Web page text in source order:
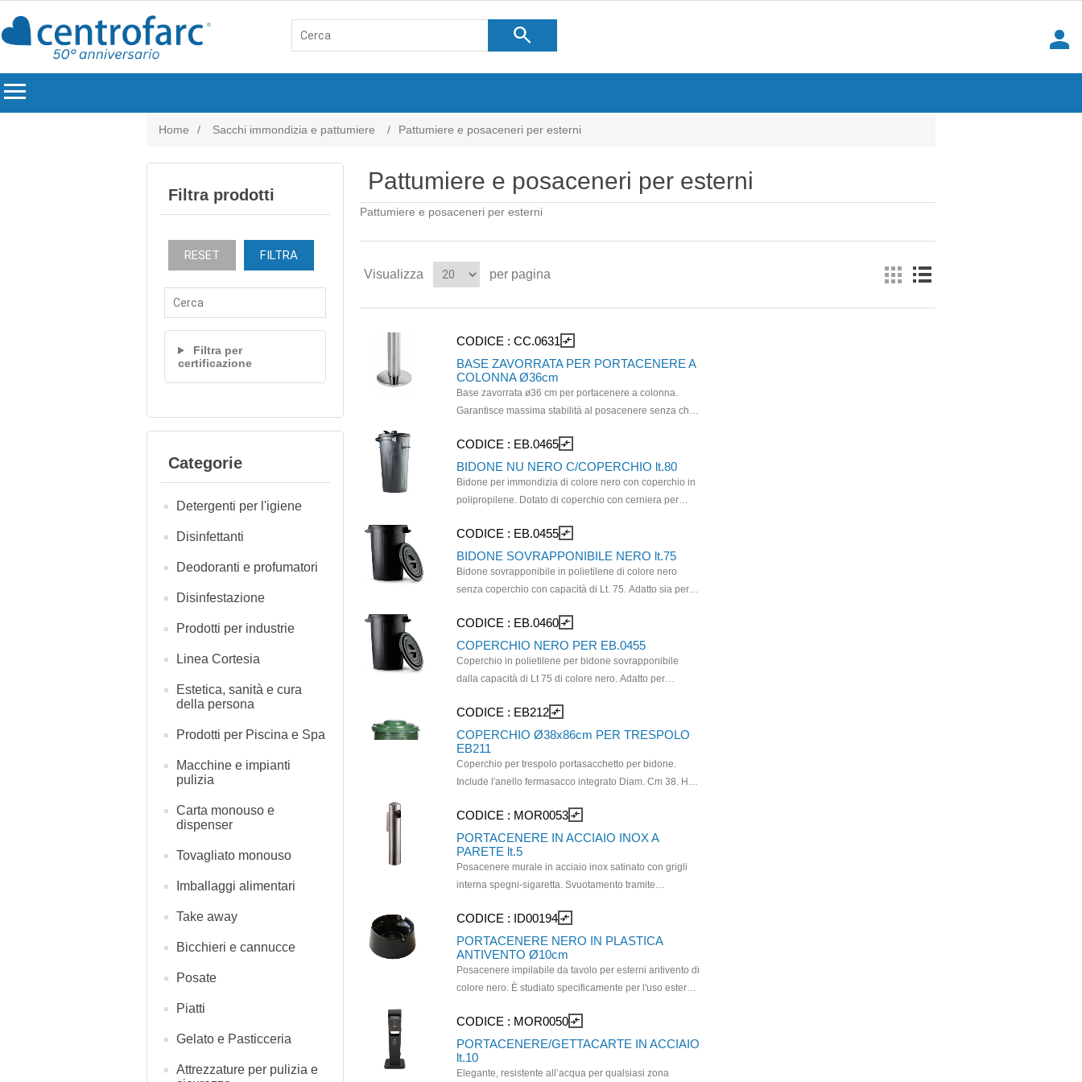
search
person
menu
Home / Sacchi immondizia e pattumiere / Pattumiere e posaceneri per esterni
Filtra prodotti
RESET FILTRA
Filtra per
certificazione
Categorie
Detergenti per l'igiene
Disinfettanti
Deodoranti e profumatori
Disinfestazione
Prodotti per industrie
Linea Cortesia
Estetica, sanità e cura
della persona
Prodotti per Piscina e Spa
Macchine e impianti
pulizia
Carta monouso e
dispenser
Tovagliato monouso
Imballaggi alimentari
Take away
Bicchieri e cannucce
Posate
Piatti
Gelato e Pasticceria
Attrezzature per pulizia e
Pattumiere e posaceneri per esterni
Pattumiere e posaceneri per esterni
Visualizza per pagina
CODICE : CC.0631 compare_arrows
BASE ZAVORRATA PER PORTACENERE A
COLONNA Ø36cm
Base zavorrata ø36 cm per portacenere a colonna.
Garantisce massima stabilità al posacenere senza che
aree fumatori in ambienti pubblici e professionali.
Materiale e finitura: inox brillante.
CODICE : EB.0465 compare_arrows
BIDONE NU NERO C/COPERCHIO lt.80
Bidone per immondizia di colore nero con coperchio in
polipropilene. Dotato di coperchio con cerniera per
animali. Ideale per la raccolta indifferenziata o
differenziata in giardini e ambienti domestici o
commerciali. Capacità di Lt. 80 e dimensioni diam. cm
42 x 79,5. Sacchi utilizzabili mis. Cm 70 x 105.
CODICE : EB.0455 compare_arrows
BIDONE SOVRAPPONIBILE NERO lt.75
Bidone sovrapponibile in polietilene di colore nero
senza coperchio con capacità di Lt. 75. Adatto sia per
intemperie, impermeabile e di lunga durata. da
utilizzarsi con il coperchio venduto separatamente cod.
EB.0460. Dimensioni diam. Cm 44 x 63. Sacchi
utilizzabili mis cm 70 x 105.
CODICE : EB.0460 compare_arrows
COPERCHIO NERO PER EB.0455
Coperchio in polietilene per bidone sovrapponibile
dalla capacità di Lt 75 di colore nero. Adatto per
atmosferici o parassiti. da utilizzarsi con il bidone
sovrapponibile nero da 75 litri cod. EB.0455
CODICE : EB212 compare_arrows
COPERCHIO Ø38x86cm PER TRESPOLO
EB211
Coperchio per trespolo portasacchetto per bidone.
Include l'anello fermasacco integrato Diam. Cm 38. H.
CODICE : MOR0053 compare_arrows
PORTACENERE IN ACCIAIO INOX A
PARETE lt.5
Posacenere murale in acciaio inox satinato con grigli
interna spegni-sigaretta. Svuotamento tramite
chiave antivandalismo. Fissaggio in 3 punti, viteria
inclusa. Capacità lt.5 Dimensioni (LxPxH) 18x18x64,5
cm. Peso: 1,8kg
CODICE : ID00194 compare_arrows
PORTACENERE NERO IN PLASTICA
ANTIVENTO Ø10cm
Posacenere impilabile da tavolo per esterni antivento di
colore nero. È studiato specificamente per l'uso esterno
alla cenere di volare via. Il design è impilabile per
facilitare lo stoccaggio nei locali professionali. Misure:
Ø100 x 50h mm - Peso: 93 gr.
CODICE : MOR0050 compare_arrows
PORTACENERE/GETTACARTE IN ACCIAIO
lt.10
Elegante, resistente all’acqua per qualsiasi zona